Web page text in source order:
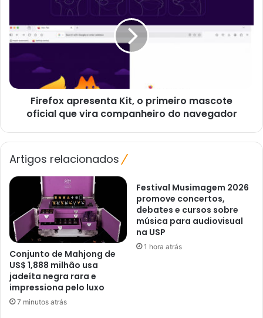
o
primeiro
vira
companheiro
Firefox apresenta Kit, o primeiro mascote
oficial que vira companheiro do navegador
Artigos relacionados
Conjunto de Mahjong de
US$ 1,888 milhão usa
jadeíta negra rara e
impressiona pelo luxo
7 minutos atrás
Festival Musimagem 2026
promove concertos,
debates e cursos sobre
música para audiovisual
na USP
1 hora atrás